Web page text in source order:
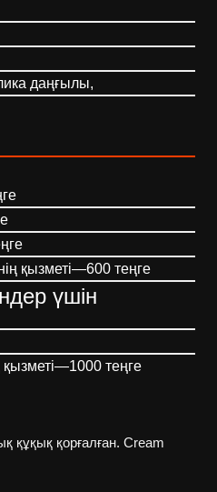
даңғылы,
қызметі—600 теңге
үшін
қызметі—1000 теңге
құқық қорғалған. Cream